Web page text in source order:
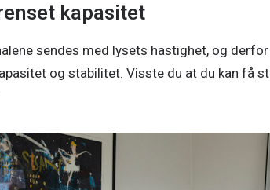
kapasitet
sendes med lysets hastighet, og
og stabilitet. Visste du at du kan få